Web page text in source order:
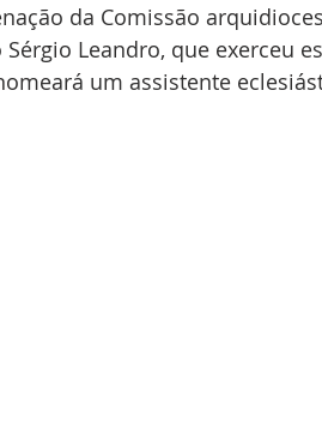
da Comissão
Leandro, que exerceu
um assistente